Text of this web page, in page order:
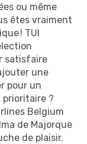
ou même
êtes vraiment
! TUI
satisfaire
une
pour un
?
Belgium
de Majorque
de plaisir.